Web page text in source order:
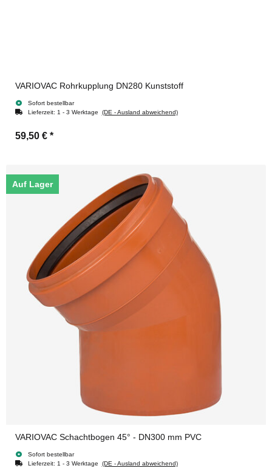
VARIOVAC Rohrkupplung DN280 Kunststoff
Sofort bestellbar
Lieferzeit: 1 - 3 Werktage (DE - Ausland abweichend)
59,50 € *
Auf Lager
VARIOVAC Schachtbogen 45° - DN300 mm PVC
Sofort bestellbar
Lieferzeit: 1 - 3 Werktage (DE - Ausland abweichend)